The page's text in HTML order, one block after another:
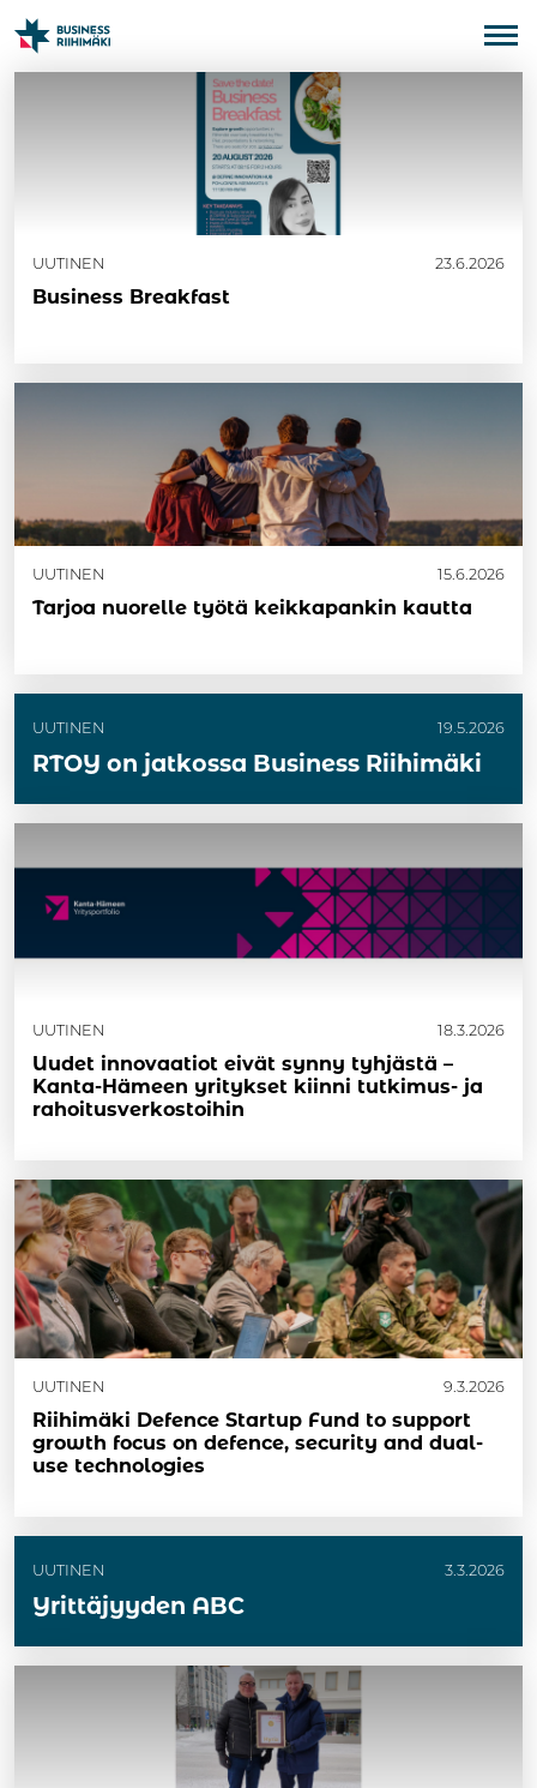
UUTINEN 23.6.2026
Business Breakfast
UUTINEN 15.6.2026
Tarjoa nuorelle työtä keikkapankin kautta
UUTINEN 19.5.2026
RTOY on jatkossa Business Riihimäki
UUTINEN 18.3.2026
Uudet innovaatiot eivät synny tyhjästä –
Kanta-Hämeen yritykset kiinni tutkimus- ja
rahoitusverkostoihin
UUTINEN 9.3.2026
Riihimäki Defence Startup Fund to support
growth focus on defence, security and dual-
use technologies
UUTINEN 3.3.2026
Yrittäjyyden ABC